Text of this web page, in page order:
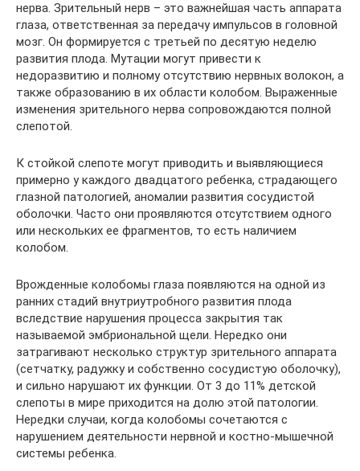
нерва. Зрительный нерв – это важнейшая часть аппарата
глаза, ответственная за передачу импульсов в головной
мозг. Он формируется с третьей по десятую неделю
развития плода. Мутации могут привести к
недоразвитию и полному отсутствию нервных волокон, а
также образованию в их области колобом. Выраженные
изменения зрительного нерва сопровождаются полной
слепотой.
К стойкой слепоте могут приводить и выявляющиеся
примерно у каждого двадцатого ребенка, страдающего
глазной патологией, аномалии развития сосудистой
оболочки. Часто они проявляются отсутствием одного
или нескольких ее фрагментов, то есть наличием
колобом.
Врожденные колобомы глаза появляются на одной из
ранних стадий внутриутробного развития плода
вследствие нарушения процесса закрытия так
называемой эмбриональной щели. Нередко они
затрагивают несколько структур зрительного аппарата
(сетчатку, радужку и собственно сосудистую оболочку),
и сильно нарушают их функции. От 3 до 11% детской
слепоты в мире приходится на долю этой патологии.
Нередки случаи, когда колобомы сочетаются с
нарушением деятельности нервной и костно-мышечной
системы ребенка.